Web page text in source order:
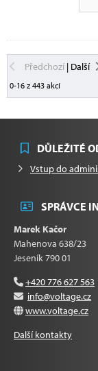
Předchozí| Další
0-16 z 443 akcí
DŮLEŽITÉ
Vstup do
SPRÁVCE
Marek Kačor
Mahenova 638/23
Jeseník 790 01
+420 776 627 563
info@voltage.cz
www.voltage.cz
Další kontakty